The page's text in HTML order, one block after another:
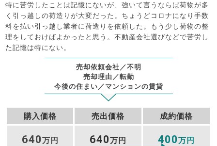
特に苦労したことは記憶にないが、強いて言うならば荷物が多
く引っ越しの荷造りが大変だった。ちょうどコロナになり手数
料を払い引っ越し業者に荷造りを依頼した。もう少し荷物の整
理をしておけばよかったと思う。不動産会社選びなどで苦労し
た記憶は特にない。
売却依頼会社／不明
売却理由／転勤
今後の住まい／マンションの賃貸
購入価格 売出価格 成約価格
640万円 640万円 400万円